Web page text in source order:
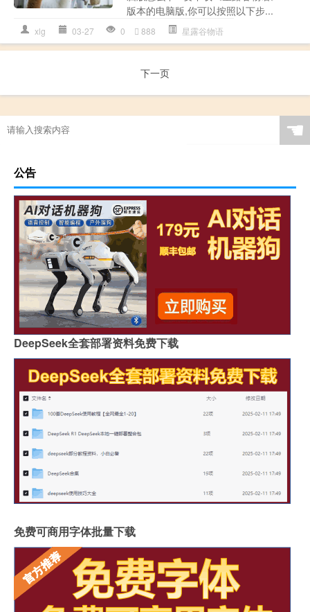
版本的电脑版,你可以按照以下步...
xlg 03-27 0 888 星露谷物语
下一页
☚
公告
DeepSeek全套部署资料免费下载
免费可商用字体批量下载